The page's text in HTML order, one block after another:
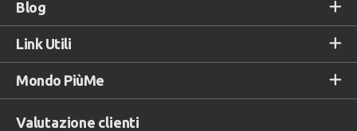
Blog
Link Utili
Mondo PiùMe
Valutazione clienti